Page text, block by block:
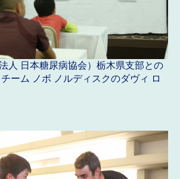
人 日本糖尿病協会）栃木県支部との
ーム ノボ ノルディスクのダヴィ ロ